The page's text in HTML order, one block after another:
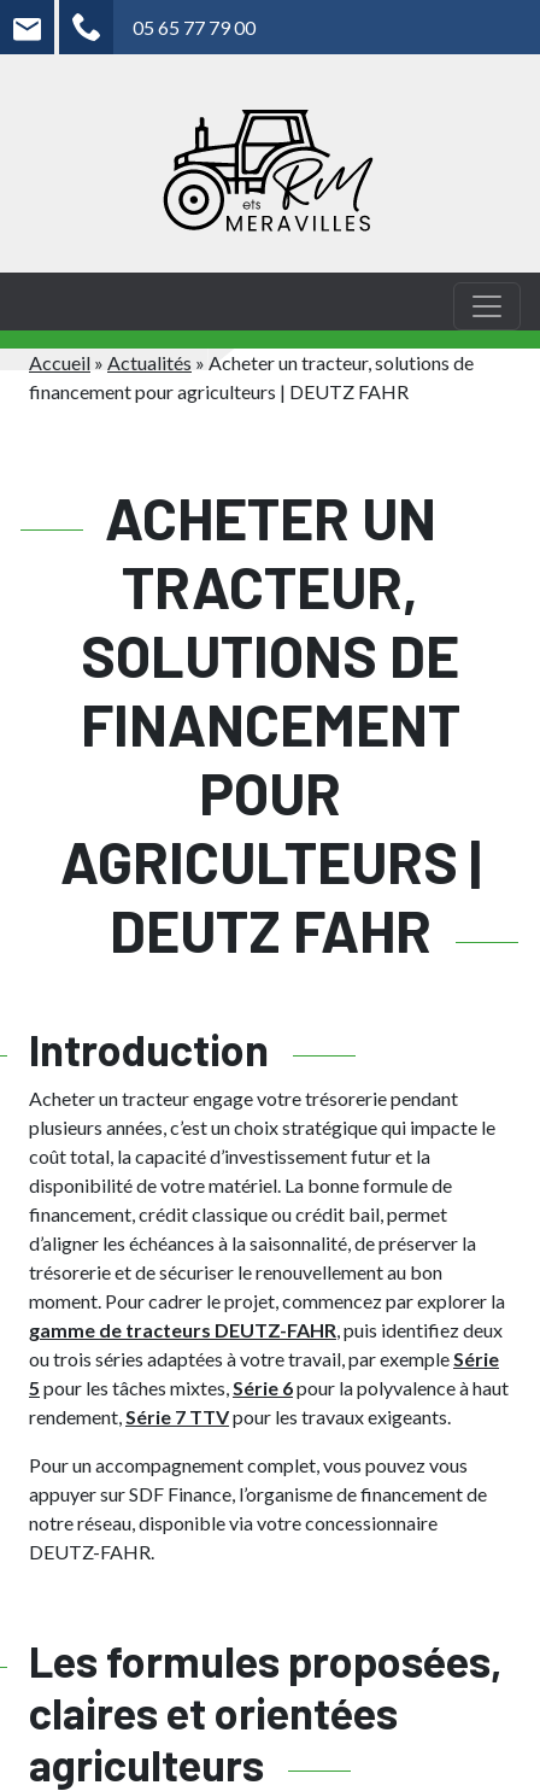
05 65 77 79 00
Accueil » Actualités » Acheter un tracteur, solutions de
financement pour agriculteurs | DEUTZ FAHR
ACHETER UN
TRACTEUR,
SOLUTIONS DE
FINANCEMENT
POUR
AGRICULTEURS |
DEUTZ FAHR
Introduction
Acheter un tracteur engage votre trésorerie pendant
plusieurs années, c’est un choix stratégique qui impacte le
coût total, la capacité d’investissement futur et la
disponibilité de votre matériel. La bonne formule de
financement, crédit classique ou crédit bail, permet
d’aligner les échéances à la saisonnalité, de préserver la
trésorerie et de sécuriser le renouvellement au bon
moment. Pour cadrer le projet, commencez par explorer la
gamme de tracteurs DEUTZ-FAHR, puis identifiez deux
ou trois séries adaptées à votre travail, par exempleSérie
5 pour les tâches mixtes,Série 6pour la polyvalence à haut
rendement,Série 7 TTVpour les travaux exigeants.
Pour un accompagnement complet, vous pouvez vous
appuyer sur SDF Finance, l’organisme de financement de
notre réseau, disponible via votre concessionnaire
DEUTZ-FAHR.
Les formules proposées,
claires et orientées
agriculteurs